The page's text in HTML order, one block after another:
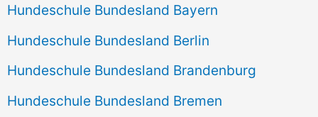
Hundeschule Bundesland Bayern
Hundeschule Bundesland Berlin
Hundeschule Bundesland Brandenburg
Hundeschule Bundesland Bremen